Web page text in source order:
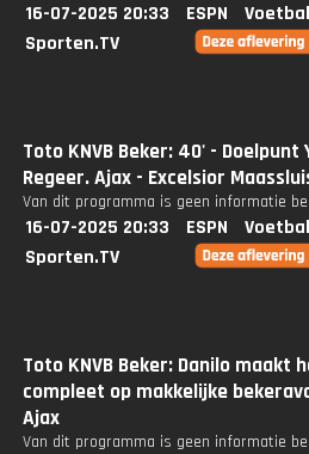
16-07-2025 20:33 ESPN
Sporten.TV
Toto KNVB Beker: 40' - Doelpunt
Regeer. Ajax - Excelsior
Van dit programma is geen informatie
16-07-2025 20:33 ESPN
Sporten.TV
Toto KNVB Beker: Danilo maakt
compleet op makkelijke
Ajax
Van dit programma is geen informatie